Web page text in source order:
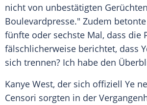
nicht von unbestätigten Gerüchten
Boulevardpresse." Zudem
fünfte oder sechste Mal, dass die
fälschlicherweise berichtet, dass
sich trennen? Ich habe den
Kanye West, der sich offiziell Ye
Censori sorgten in der